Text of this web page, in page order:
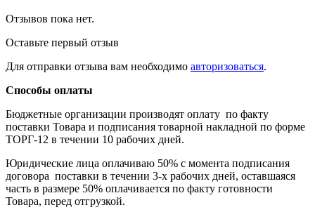
Отзывов пока нет.
Оставьте первый отзыв
Для отправки отзыва вам необходимо авторизоваться.
Способы оплаты
Бюджетные организации производят оплату по факту
поставки Товара и подписания товарной накладной по форме
ТОРГ-12 в течении 10 рабочих дней.
Юридические лица оплачиваю 50% с момента подписания
договора поставки в течении 3-х рабочих дней, оставшаяся
часть в размере 50% оплачивается по факту готовности
Товара, перед отгрузкой.